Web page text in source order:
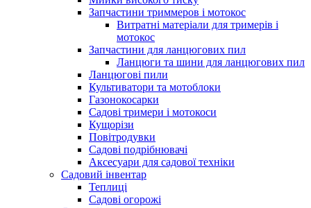
Запчастини триммеров і мотокос
Витратні матеріали для тримерів і
мотокос
Запчастини для ланцюгових пил
Ланцюги та шини для ланцюгових пил
Ланцюгові пили
Культиватори та мотоблоки
Газонокосарки
Садові тримери і мотокоси
Кущорізи
Повітродувки
Садові подрібнювачі
Аксесуари для садової техніки
Садовий інвентар
Теплиці
Садові огорожі